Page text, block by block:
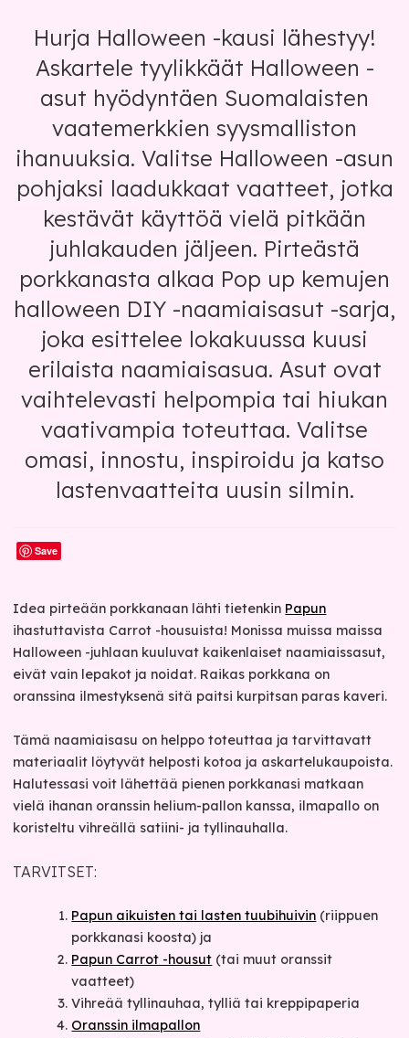
Hurja Halloween -kausi lähestyy!
Askartele tyylikkäät Halloween -
asut hyödyntäen Suomalaisten
vaatemerkkien syysmalliston
ihanuuksia. Valitse Halloween -asun
pohjaksi laadukkaat vaatteet, jotka
kestävät käyttöä vielä pitkään
juhlakauden jäljeen. Pirteästä
porkkanasta alkaa Pop up kemujen
halloween DIY -naamiaisasut -sarja,
joka esittelee lokakuussa kuusi
erilaista naamiaisasua. Asut ovat
vaihtelevasti helpompia tai hiukan
vaativampia toteuttaa. Valitse
omasi, innostu, inspiroidu ja katso
lastenvaatteita uusin silmin.
Save
Idea pirteään porkkanaan lähti tietenkin Papun
ihastuttavista Carrot -housuista! Monissa muissa maissa
Halloween -juhlaan kuuluvat kaikenlaiset naamiaissasut,
eivät vain lepakot ja noidat. Raikas porkkana on
oranssina ilmestyksenä sitä paitsi kurpitsan paras kaveri.
Tämä naamiaisasu on helppo toteuttaa ja tarvittavatt
materiaalit löytyvät helposti kotoa ja askartelukaupoista.
Halutessasi voit lähettää pienen porkkanasi matkaan
vielä ihanan oranssin helium-pallon kanssa, ilmapallo on
koristeltu vihreällä satiini- ja tyllinauhalla.
TARVITSET:
Papun aikuisten tai lasten tuubihuivin (riippuen
porkkanasi koosta) ja
Papun Carrot -housut (tai muut oranssit
vaatteet)
Vihreää tyllinauhaa, tylliä tai kreppipaperia
Oranssin ilmapallon